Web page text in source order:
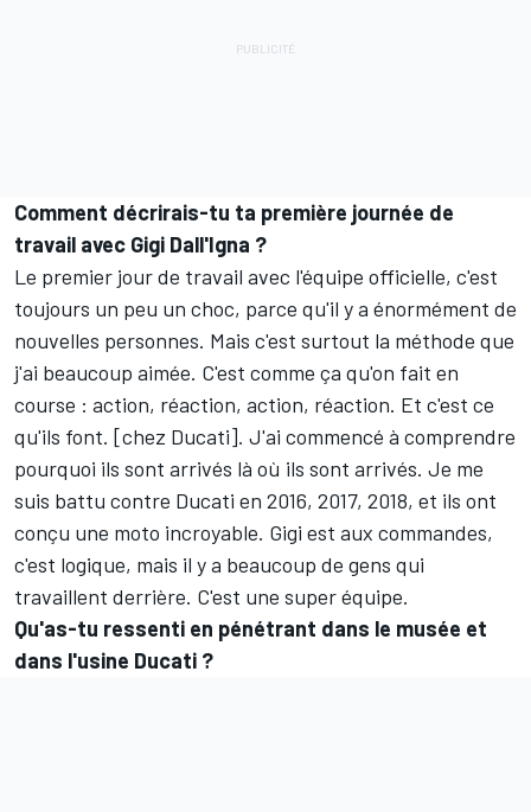
Comment décrirais-tu ta première journée de
travail avec Gigi Dall'Igna ?
Le premier jour de travail avec l'équipe officielle, c'est
toujours un peu un choc, parce qu'il y a énormément de
nouvelles personnes. Mais c'est surtout la méthode que
j'ai beaucoup aimée. C'est comme ça qu'on fait en
course : action, réaction, action, réaction. Et c'est ce
qu'ils font. [chez Ducati]. J'ai commencé à comprendre
pourquoi ils sont arrivés là où ils sont arrivés. Je me
suis battu contre Ducati en 2016, 2017, 2018, et ils ont
conçu une moto incroyable. Gigi est aux commandes,
c'est logique, mais il y a beaucoup de gens qui
travaillent derrière. C'est une super équipe.
Qu'as-tu ressenti en pénétrant dans le musée et
dans l'usine Ducati ?